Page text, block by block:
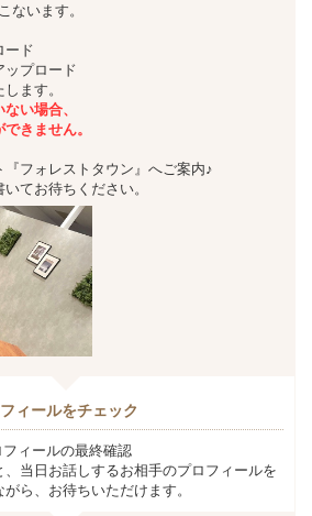
ないます。
ード
プロード
ます。
い場合、
きません。
フォレストタウン』へご案内♪
てお待ちください。
ィールをチェック
ィールの最終確認
当日お話しするお相手のプロフィールを
ら、お待ちいただけます。